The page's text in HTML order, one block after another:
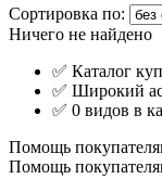
Сортировка по:
Ничего не найдено
✅ Каталог
✅ Широкий
✅ 0 видов в
Помощь
Помощь